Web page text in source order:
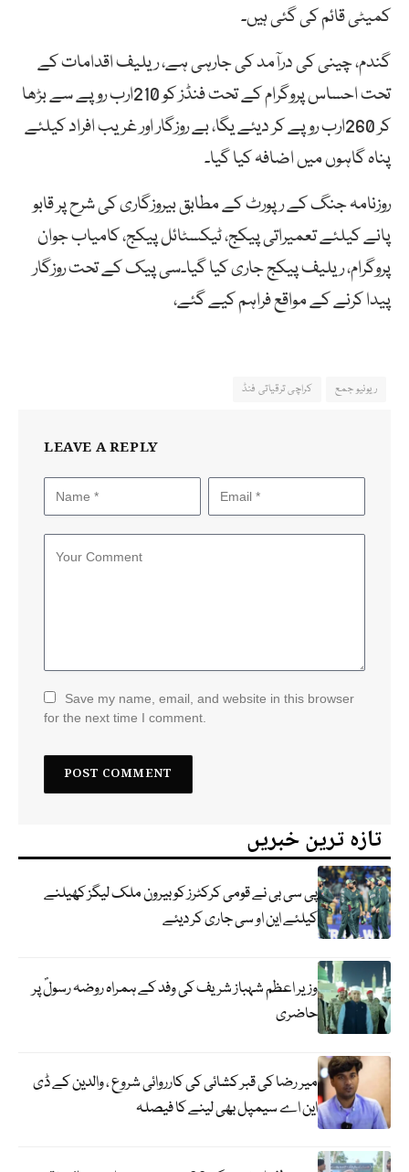
کمیٹی قائم کی گئی ہیں۔
گندم، چینی کی درآمد کی جارہی ہے، ریلیف اقدامات کے
تحت احساس پروگرام کے تحت فنڈز کو 210ارب روپے سے بڑھا
کر 260ارب روپے کر دیئے یگا، بے روزگار اور غریب افراد کیلئے
پناہ گاہوں میں اضافہ کیا گیا۔
روزنامہ جنگ کے رپورٹ کے مطابق بیروزگاری کی شرح پر قابو
پانے کیلئے تعمیراتی پیکج، ٹیکسٹائل پیکج، کامیاب جوان
پروگرام، ریلیف پیکج جاری کیا گیا۔سی پیک کے تحت روزگار
پیدا کرنے کے مواقع فراہم کیے گئے،
ریونیو جمع کراچی ترقیاتی فنڈ
LEAVE A REPLY
Save my name, email, and website in this browser
for the next time I comment.
تازہ ترین خبریں
پی سی بی نے قومی کرکٹرز کو بیرون ملک لیگز کھیلنے
کیلئے این او سی جاری کر دیئے
وزیر اعظم شہباز شریف کی وفد کے ہمراہ روضہ رسولؐ پر
حاضری
میر رضا کی قبر کشائی کی کارروائی شروع ، والدین کے ڈی
این اے سیمپل بھی لینے کا فیصلہ